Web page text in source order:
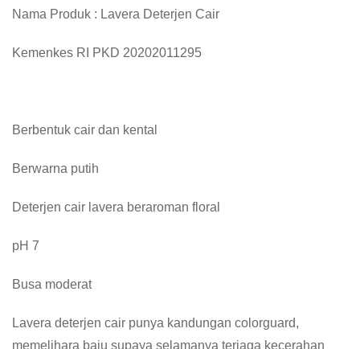
Nama Produk : Lavera Deterjen Cair
Kemenkes RI PKD 20202011295
Berbentuk cair dan kental
Berwarna putih
Deterjen cair lavera beraroman floral
pH 7
Busa moderat
Lavera deterjen cair punya kandungan colorguard,
memelihara baju supaya selamanya terjaga kecerahan